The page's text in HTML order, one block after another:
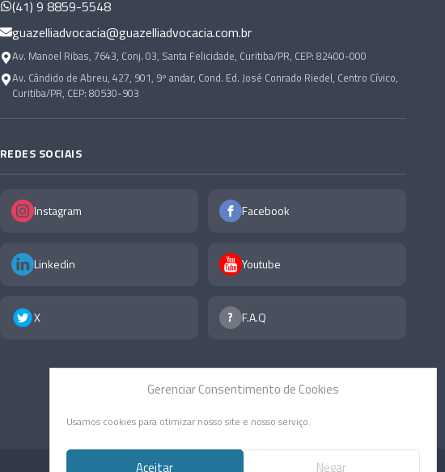
Gerenciar Consentimento de Cookies
Usamos cookies para otimizar nosso site e nosso serviço.
Aceitar Negar
(41) 9 8859-5548
guazelliadvocacia@guazelliadvocacia.com.br
Av. Manoel Ribas, 7643, Conj. 03, Santa Felicidade, Curitiba/PR, CEP: 82400-000
Av. Cândido de Abreu, 427, 901, 9º andar, Cond. Ed. José Conrado Riedel, Centro Cívico,
Curitiba/PR, CEP: 80530-903
REDES SOCIAIS
Instagram Facebook
Linkedin Youtube
X F.A.Q